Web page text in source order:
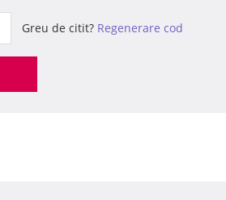
Greu de citit? Regenerare cod